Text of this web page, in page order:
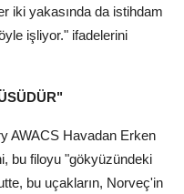
iki yakasında da istihdam
işliyor." ifadelerini
AWACS Havadan Erken
bu filoyu "gökyüzündeki
bu uçakların, Norveç'in